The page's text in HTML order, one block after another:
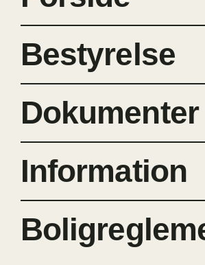
Bestyrelse
Dokumenter
Information